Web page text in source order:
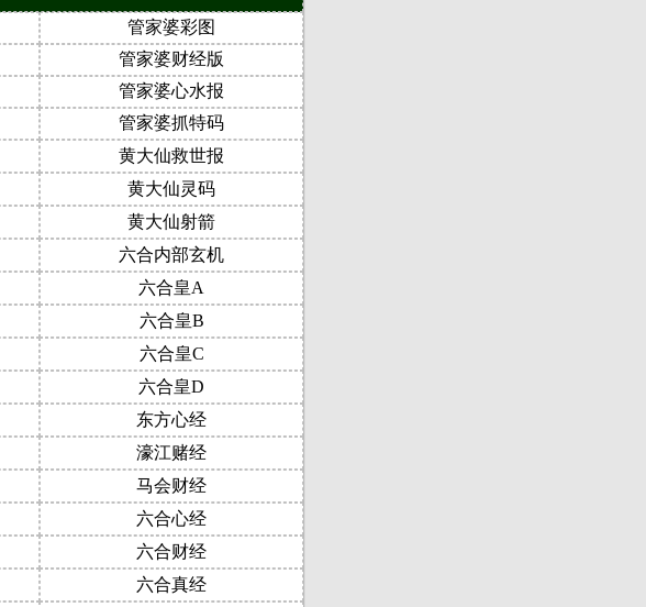
管家婆彩图
管家婆财经版
管家婆心水报
管家婆抓特码
黄大仙救世报
黄大仙灵码
黄大仙射箭
六合内部玄机
六合皇A
六合皇B
六合皇C
六合皇D
东方心经
濠江赌经
马会财经
六合心经
六合财经
六合真经